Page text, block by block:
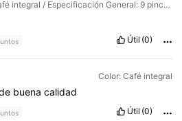
Color: Café integral / Especificación General: 9 pinceles de maquillaje
Útil (0)
Color: Café integral
buenacalidad
Útil (0)